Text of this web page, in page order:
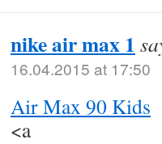
nike air max 1
16.04.2015 at 17:50
Air Max 90 Kids
<a